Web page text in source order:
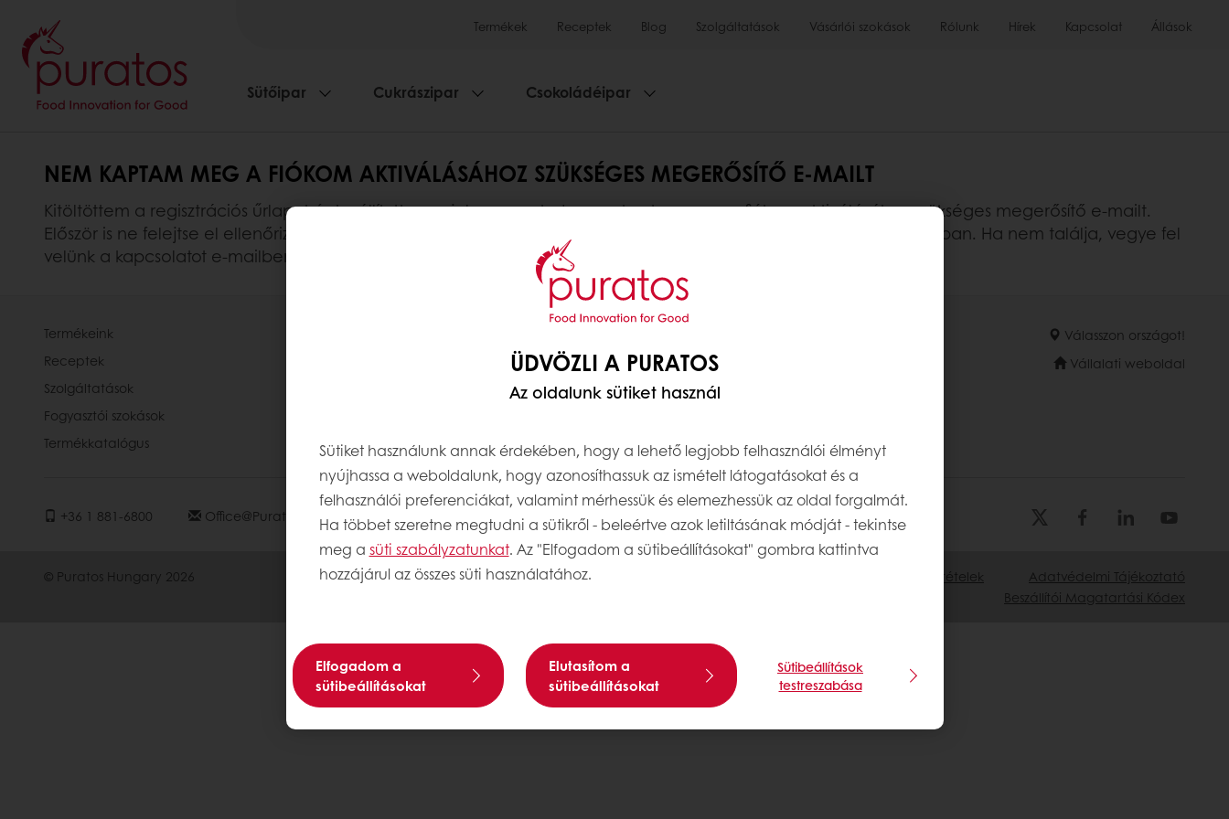
Termékek Receptek Blog Szolgáltatások Vásárlói szokások Rólunk Hírek Kapcsolat Állások
Sütőipar Cukrászipar Csokoládéipar
NEM KAPTAM MEG A FIÓKOM AKTIVÁLÁSÁHOZ SZÜKSÉGES MEGERŐSÍTŐ E-MAILT
Kitöltöttem a regisztrációs űrlapot és beállítottam a jelszavamat, de nem kaptam meg a fiókom aktiválásához szükséges megerősítő e-mailt.
Először is ne felejtse el ellenőrizni, hogy a megerősítő e-mail nincs-e a postaládája "Spam/Levélszemét" mappájában. Ha nem találja, vegye fel
velünk a kapcsolatot e-mailben.
ÜDVÖZLI A PURATOS
Az oldalunk sütiket használ
Sütiket használunk annak érdekében, hogy a lehető legjobb felhasználói élményt
nyújhassa a weboldalunk, hogy azonosíthassuk az ismételt látogatásokat és a
felhasználói preferenciákat, valamint mérhessük és elemezhessük az oldal forgalmát.
Ha többet szeretne megtudni a sütikről - beleértve azok letiltásának módját - tekintse
meg a süti szabályzatunkat. Az "Elfogadom a sütibeállításokat" gombra kattintva
hozzájárul az összes süti használatához.
Elfogadom a
sütibeállításokat
Elutasítom a
sütibeállításokat
Sütibeállítások
testreszabása
Termékeink
Receptek
Szolgáltatások
Fogyasztói szokások
Termékkatalógus
Válasszon országot!
Vállalati weboldal
+36 1 881-6800 Office@puratos.hu
© Puratos Hungary 2026 Általános Beszerzési Feltételek Általános Szerződési Feltételek
Adatvédelmi Tájékoztató
Beszállítói Magatartási Kódex